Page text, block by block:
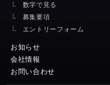
数字で見る
募集要項
エントリーフォーム
お知らせ
会社情報
お問い合わせ